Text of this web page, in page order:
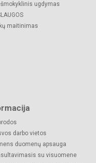
ugdymas
maitinimas
darbo vietos
duomenų apsauga
su visuomene